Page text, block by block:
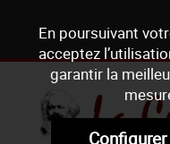
En poursuivant
acceptez
garantir la
Configurer